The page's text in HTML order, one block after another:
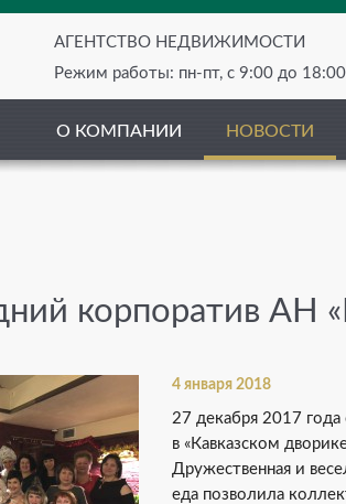
АГЕНТСТВО НЕДВИЖИМОСТИ
Режим работы: пн-пт, с 9:00 до 18:00
О КОМПАНИИ НОВОСТИ
корпоратив АН
4 января 2018
27 декабря 2017
в «Кавказском
Дружественная и
еда позволила